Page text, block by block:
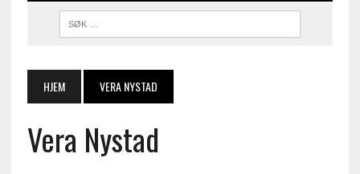
HJEM VERA NYSTAD
Vera Nystad